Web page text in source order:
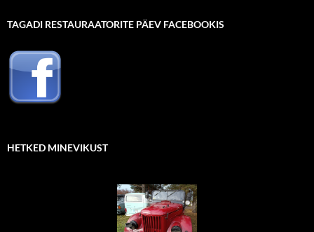
TAGADI RESTAURAATORITE PÄEV FACEBOOKIS
HETKED MINEVIKUST